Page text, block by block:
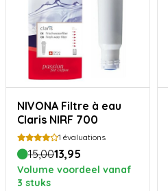
NIVONA Filtre à eau
Claris NIRF 700
1 évaluations
15,0013,95
Volume voordeel vanaf
3 stuks